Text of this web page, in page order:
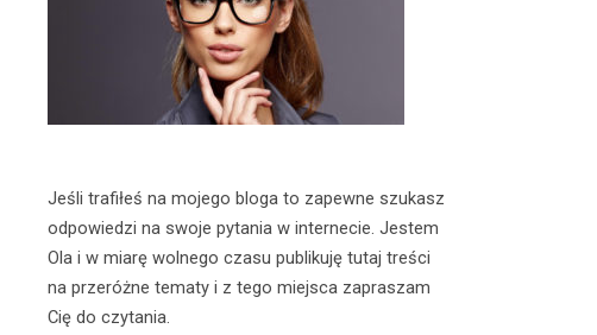
Jeśli trafiłeś na mojego bloga to zapewne szukasz
odpowiedzi na swoje pytania w internecie. Jestem
Ola i w miarę wolnego czasu publikuję tutaj treści
na przeróżne tematy i z tego miejsca zapraszam
Cię do czytania.